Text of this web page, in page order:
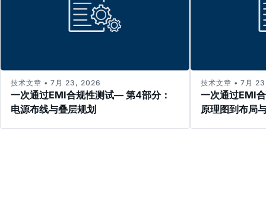
一次通过EMI合规性测试— 第4部分：
电源布线与叠层规划
技术文章 • 7月 23, 2026
一次通过EMI
原理图到布局
技术文章 • 7月